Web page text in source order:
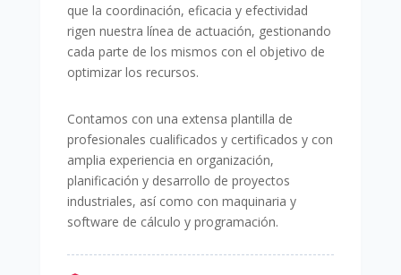
que la coordinación, eficacia y efectividad
rigen nuestra línea de actuación, gestionando
cada parte de los mismos con el objetivo de
optimizar los recursos.
Contamos con una extensa plantilla de
profesionales cualificados y certificados y con
amplia experiencia en organización,
planificación y desarrollo de proyectos
industriales, así como con maquinaria y
software de cálculo y programación.